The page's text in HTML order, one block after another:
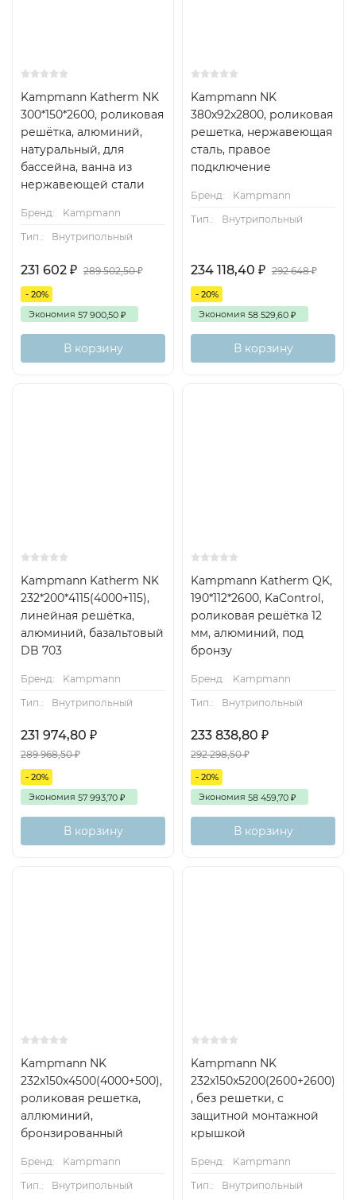
Kampmann Katherm NK
300*150*2600, роликовая
решётка, алюминий,
натуральный, для
бассейна, ванна из
нержавеющей стали
Бренд:
Kampmann
Тип.:
Внутрипольный
231 602 ₽ 289 502,50₽
- 20%
Экономия 57 900,50 ₽
В корзину
Kampmann NK
380x92x2800, роликовая
решетка, нержавеющая
сталь, правое
подключение
Бренд:
Kampmann
Тип.:
Внутрипольный
234 118,40 ₽ 292 648₽
- 20%
Экономия 58 529,60 ₽
В корзину
Kampmann Katherm NK
232*200*4115(4000+115),
линейная решётка,
алюминий, базальтовый
DB 703
Бренд:
Kampmann
Тип.:
Внутрипольный
231 974,80 ₽
289 968,50₽
- 20%
Экономия 57 993,70 ₽
В корзину
Kampmann Katherm QK,
190*112*2600, KaControl,
роликовая решётка 12
мм, алюминий, под
бронзу
Бренд:
Kampmann
Тип.:
Внутрипольный
233 838,80 ₽
292 298,50₽
- 20%
Экономия 58 459,70 ₽
В корзину
Kampmann NK
232x150x4500(4000+500),
роликовая решетка,
аллюминий,
бронзированный
Бренд:
Kampmann
Тип.:
Внутрипольный
Kampmann NK
232x150x5200(2600+2600)
, без решетки, с
защитной монтажной
крышкой
Бренд:
Kampmann
Тип.:
Внутрипольный